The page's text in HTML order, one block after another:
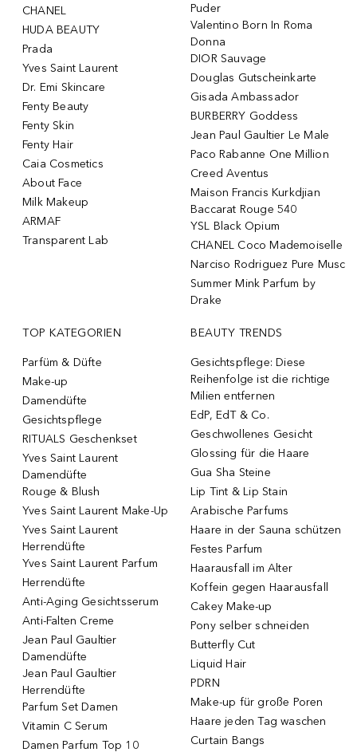
CHANEL
HUDA BEAUTY
Prada
Yves Saint Laurent
Dr. Emi Skincare
Fenty Beauty
Fenty Skin
Fenty Hair
Caia Cosmetics
About Face
Milk Makeup
ARMAF
Transparent Lab
Puder
Valentino Born In Roma
Donna
DIOR Sauvage
Douglas Gutscheinkarte
Gisada Ambassador
BURBERRY Goddess
Jean Paul Gaultier Le Male
Paco Rabanne One Million
Creed Aventus
Maison Francis Kurkdjian
Baccarat Rouge 540
YSL Black Opium
CHANEL Coco Mademoiselle
Narciso Rodriguez Pure Musc
Summer Mink Parfum by
Drake
TOP KATEGORIEN
Parfüm & Düfte
Make-up
Damendüfte
Gesichtspflege
RITUALS Geschenkset
Yves Saint Laurent
Damendüfte
Rouge & Blush
Yves Saint Laurent Make-Up
Yves Saint Laurent
Herrendüfte
Yves Saint Laurent Parfum
Herrendüfte
Anti-Aging Gesichtsserum
Anti-Falten Creme
Jean Paul Gaultier
Damendüfte
Jean Paul Gaultier
Herrendüfte
Parfum Set Damen
Vitamin C Serum
Damen Parfum Top 10
BEAUTY TRENDS
Gesichtspflege: Diese
Reihenfolge ist die richtige
Milien entfernen
EdP, EdT & Co.
Geschwollenes Gesicht
Glossing für die Haare
Gua Sha Steine
Lip Tint & Lip Stain
Arabische Parfums
Haare in der Sauna schützen
Festes Parfum
Haarausfall im Alter
Koffein gegen Haarausfall
Cakey Make-up
Pony selber schneiden
Butterfly Cut
Liquid Hair
PDRN
Make-up für große Poren
Haare jeden Tag waschen
Curtain Bangs